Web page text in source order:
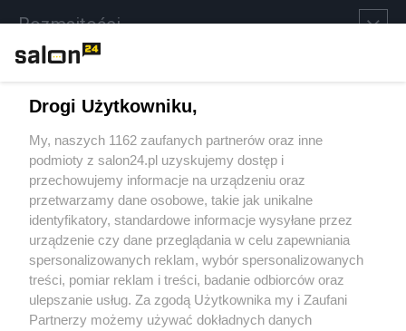
Rozmaitości
Sport
Społeczeństwo
Kultura
X Facebook Instagram Youtube
Drogi Użytkowniku,
My, naszych 1162 zaufanych partnerów oraz inne
podmioty z salon24.pl uzyskujemy dostęp i
przechowujemy informacje na urządzeniu oraz
przetwarzamy dane osobowe, takie jak unikalne
identyfikatory, standardowe informacje wysyłane przez
urządzenie czy dane przeglądania w celu zapewniania
spersonalizowanych reklam, wybór spersonalizowanych
treści, pomiar reklam i treści, badanie odbiorców oraz
ulepszanie usług. Za zgodą Użytkownika my i Zaufani
Partnerzy możemy używać dokładnych danych